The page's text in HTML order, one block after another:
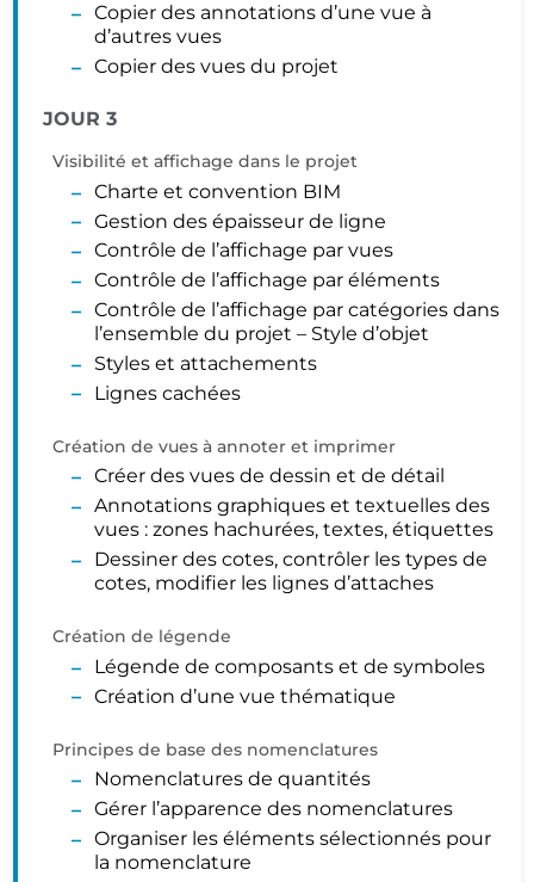
Copier des annotations d’une vue à
d’autres vues
Copier des vues du projet
JOUR 3
Visibilité et affichage dans le projet
Charte et convention BIM
Gestion des épaisseur de ligne
Contrôle de l’affichage par vues
Contrôle de l’affichage par éléments
Contrôle de l’affichage par catégories dans
l’ensemble du projet – Style d’objet
Styles et attachements
Lignes cachées
Création de vues à annoter et imprimer
Créer des vues de dessin et de détail
Annotations graphiques et textuelles des
vues : zones hachurées, textes, étiquettes
Dessiner des cotes, contrôler les types de
cotes, modifier les lignes d’attaches
Création de légende
Légende de composants et de symboles
Création d’une vue thématique
Principes de base des nomenclatures
Nomenclatures de quantités
Gérer l’apparence des nomenclatures
Organiser les éléments sélectionnés pour
la nomenclature